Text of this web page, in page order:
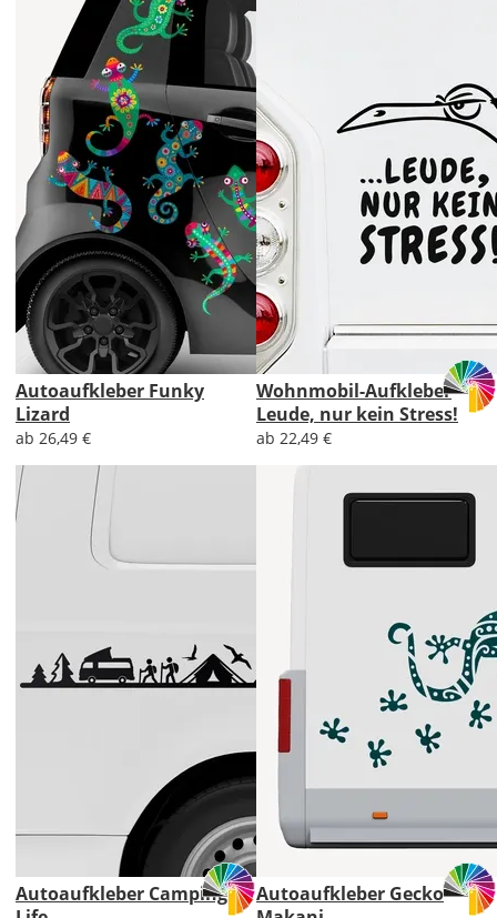
Autoaufkleber Funky
Lizard
ab 26,49 €
Wohnmobil-Aufkleber
Leude, nur kein Stress!
ab 22,49 €
Autoaufkleber Camping
Autoaufkleber Gecko